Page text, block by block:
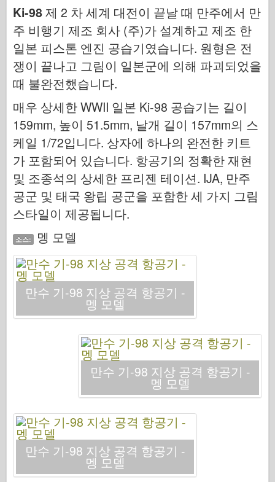
와펜 아스날
와이다닉투 군사
마케트
아카데미
에이스 모델
AFV 클럽
Airfix
공군
AZ 모델
블랙 독
야생마
사이버 취미
드네프로모델
드래곤
Eduard
E.T. 모델
헬러
취미 보스
IBG 모델
Icm
Ki-98제 2 차 세계 대전이 끝날 때 만주에서 만
주 비행기 제조 회사 (주)가 설계하고 제조 한
일본 피스톤 엔진 공습기였습니다. 원형은 전
쟁이 끝나고 그림이 일본군에 의해 파괴되었을
때 불완전했습니다.
매우 상세한 WWII 일본 Ki-98 공습기는 길이
159mm, 높이 51.5mm, 날개 길이 157mm의 스
케일 1/72입니다. 상자에 하나의 완전한 키트
가 포함되어 있습니다. 항공기의 정확한 재현
및 조종석의 상세한 프리젠 테이션. IJA, 만주
공군 및 태국 왕립 공군을 포함한 세 가지 그림
스타일이 제공됩니다.
소스: 멩 모델
만수 기-98 지상 공격 항공기 -
멩 모델
만수 기-98 지상 공격 항공기 -
멩 모델
만수 기-98 지상 공격 항공기 -
멩 모델